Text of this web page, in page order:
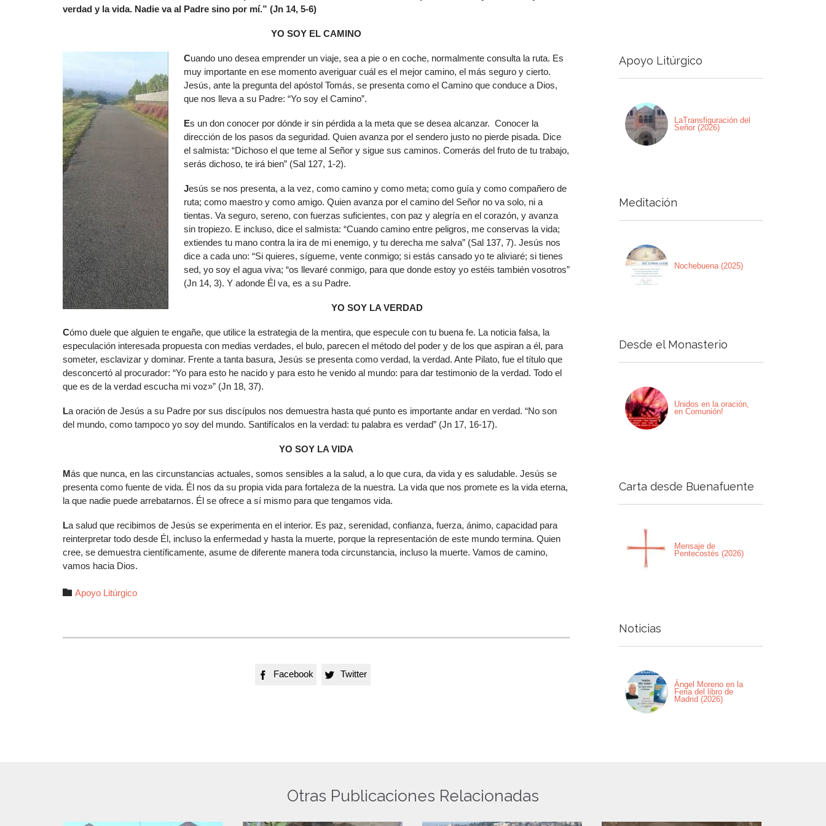
verdad y la vida. Nadie va al Padre sino por mí.” (Jn 14, 5-6)
YO SOY EL CAMINO
Cuando uno desea emprender un viaje, sea a pie o en coche, normalmente consulta la ruta. Es
muy importante en ese momento averiguar cuál es el mejor camino, el más seguro y cierto.
Jesús, ante la pregunta del apóstol Tomás, se presenta como el Camino que conduce a Dios,
que nos lleva a su Padre: “Yo soy el Camino”.
Es un don conocer por dónde ir sin pérdida a la meta que se desea alcanzar. Conocer la
dirección de los pasos da seguridad. Quien avanza por el sendero justo no pierde pisada. Dice
el salmista: “Dichoso el que teme al Señor y sigue sus caminos. Comerás del fruto de tu trabajo,
serás dichoso, te irá bien” (Sal 127, 1-2).
Jesús se nos presenta, a la vez, como camino y como meta; como guía y como compañero de
ruta; como maestro y como amigo. Quien avanza por el camino del Señor no va solo, ni a
tientas. Va seguro, sereno, con fuerzas suficientes, con paz y alegría en el corazón, y avanza
sin tropiezo. E incluso, dice el salmista: “Cuando camino entre peligros, me conservas la vida;
extiendes tu mano contra la ira de mi enemigo, y tu derecha me salva” (Sal 137, 7). Jesús nos
dice a cada uno: “Si quieres, sígueme, vente conmigo; si estás cansado yo te aliviaré; si tienes
sed, yo soy el agua viva; “os llevaré conmigo, para que donde estoy yo estéis también vosotros”
(Jn 14, 3). Y adonde Él va, es a su Padre.
YO SOY LA VERDAD
Cómo duele que alguien te engañe, que utilice la estrategia de la mentira, que especule con tu buena fe. La noticia falsa, la
especulación interesada propuesta con medias verdades, el bulo, parecen el método del poder y de los que aspiran a él, para
someter, esclavizar y dominar. Frente a tanta basura, Jesús se presenta como verdad, la verdad. Ante Pilato, fue el título que
desconcertó al procurador: “Yo para esto he nacido y para esto he venido al mundo: para dar testimonio de la verdad. Todo el
que es de la verdad escucha mi voz»” (Jn 18, 37).
La oración de Jesús a su Padre por sus discípulos nos demuestra hasta qué punto es importante andar en verdad. “No son
del mundo, como tampoco yo soy del mundo. Santifícalos en la verdad: tu palabra es verdad” (Jn 17, 16-17).
YO SOY LA VIDA
Más que nunca, en las circunstancias actuales, somos sensibles a la salud, a lo que cura, da vida y es saludable. Jesús se
presenta como fuente de vida. Él nos da su propia vida para fortaleza de la nuestra. La vida que nos promete es la vida eterna,
la que nadie puede arrebatarnos. Él se ofrece a sí mismo para que tengamos vida.
La salud que recibimos de Jesús se experimenta en el interior. Es paz, serenidad, confianza, fuerza, ánimo, capacidad para
reinterpretar todo desde Él, incluso la enfermedad y hasta la muerte, porque la representación de este mundo termina. Quien
cree, se demuestra científicamente, asume de diferente manera toda circunstancia, incluso la muerte. Vamos de camino,
vamos hacia Dios.
 Autor
Apoyo Litúrgico
 Facebook  Twitter
Apoyo Litúrgico
LaTransfiguración del
Señor (2026)
Meditación
Nochebuena (2025)
Desde el Monasterio
Unidos en la oración,
en Comunión!
Carta desde Buenafuente
Mensaje de
Pentecostés (2026)
Noticias
Ángel Moreno en la
Feria del libro de
Madrid (2026)
Otras Publicaciones Relacionadas